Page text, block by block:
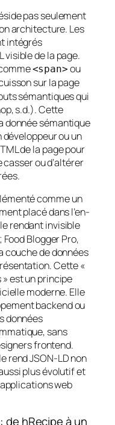
pas seulement
architecture. Les
intégrés
visible de la page.
<span> ou
sur la page
sémantiques qui
s.d.). Cette
donnée sémantique
ou un
de la page pour
ou d’altérer
comme un
placé dans l’en-
rendant invisible
Blogger Pro,
couche de données
Cette «
est un principe
moderne. Elle
backend ou
données
sans
frontend.
rend JSON-LD non
plus évolutif et
web
de hRecipe à un